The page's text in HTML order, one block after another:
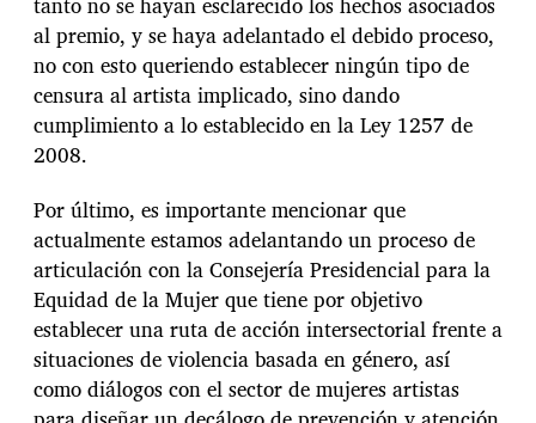
al premio, y se haya adelantado el debido proceso,
no con esto queriendo establecer ningún tipo de
censura al artista implicado, sino dando
cumplimiento a lo establecido en la Ley 1257 de
2008.
Por último, es importante mencionar que
actualmente estamos adelantando un proceso de
articulación con la Consejería Presidencial para la
Equidad de la Mujer que tiene por objetivo
establecer una ruta de acción intersectorial frente a
situaciones de violencia basada en género, así
como diálogos con el sector de mujeres artistas